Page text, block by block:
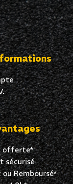
offerte*
sécurisé
Remboursé*